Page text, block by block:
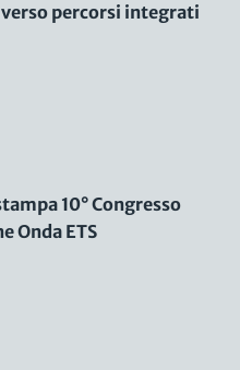
percorsi integrati
10° Congresso
Onda ETS